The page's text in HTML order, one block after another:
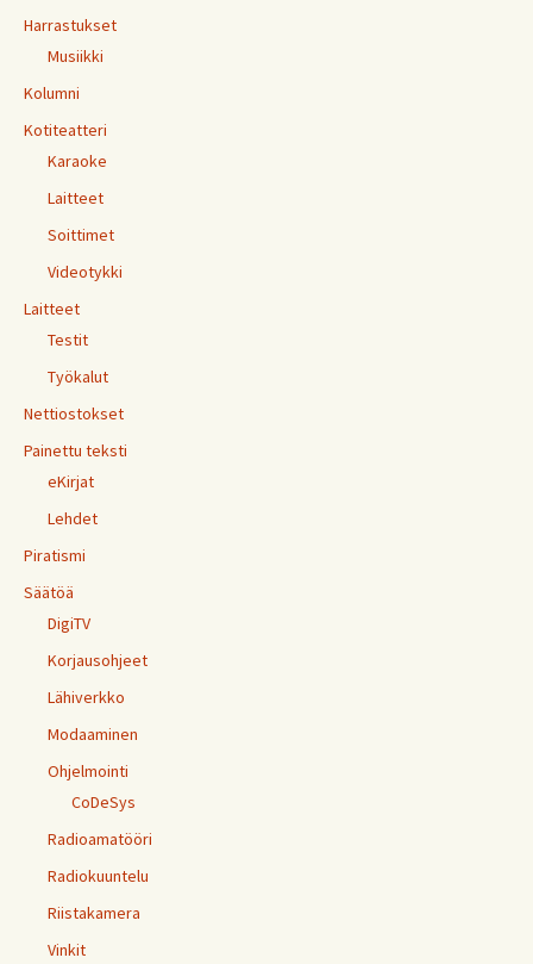
Harrastukset
Musiikki
Kolumni
Kotiteatteri
Karaoke
Laitteet
Soittimet
Videotykki
Laitteet
Testit
Työkalut
Nettiostokset
Painettu teksti
eKirjat
Lehdet
Piratismi
Säätöä
DigiTV
Korjausohjeet
Lähiverkko
Modaaminen
Ohjelmointi
CoDeSys
Radioamatööri
Radiokuuntelu
Riistakamera
Vinkit